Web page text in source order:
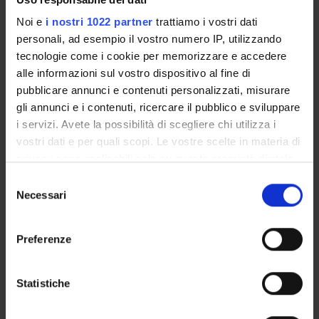
Noi e i nostri 1022 partner trattiamo i vostri dati
personali, ad esempio il vostro numero IP, utilizzando
tecnologie come i cookie per memorizzare e accedere
alle informazioni sul vostro dispositivo al fine di
pubblicare annunci e contenuti personalizzati, misurare
gli annunci e i contenuti, ricercare il pubblico e sviluppare
i servizi. Avete la possibilità di scegliere chi utilizza i
vostri dati e per quali scopi. Le vostre scelte in materia di
modificare o revocare il proprio consenso in qualsiasi
momento dalla Dichiarazione sui cookie o facendo clic
raccogliere informazioni sulla tua posizione
geografica, con un'approssimazione di qualche
delNecessari
Preferenze
Statistiche
INCARICHI
ORGANIZZAZIONE
GOVERNANCE
COMMISSIONI
STRUTTURE DEL DIPARTIMENTO